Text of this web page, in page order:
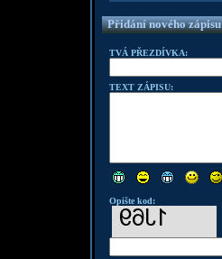
Přidání nového zápisu
TVÁ PŘEZDÍVKA:
TEXT ZÁPISU:
Opište kod: